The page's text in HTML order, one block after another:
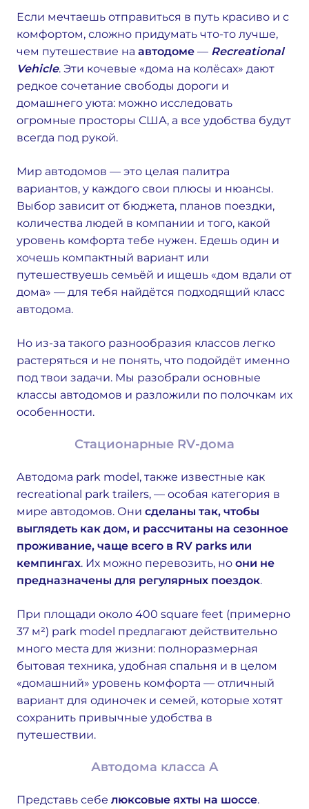
Если мечтаешь отправиться в путь красиво и с
комфортом, сложно придумать что-то лучше,
чем путешествие на автодоме — Recreational
Vehicle. Эти кочевые «дома на колёсах» дают
редкое сочетание свободы дороги и
домашнего уюта: можно исследовать
огромные просторы США, а все удобства будут
всегда под рукой.
Мир автодомов — это целая палитра
вариантов, у каждого свои плюсы и нюансы.
Выбор зависит от бюджета, планов поездки,
количества людей в компании и того, какой
уровень комфорта тебе нужен. Едешь один и
хочешь компактный вариант или
путешествуешь семьёй и ищешь «дом вдали от
дома» — для тебя найдётся подходящий класс
автодома.
Но из-за такого разнообразия классов легко
растеряться и не понять, что подойдёт именно
под твои задачи. Мы разобрали основные
классы автодомов и разложили по полочкам их
особенности.
Стационарные RV-дома
Автодома park model, также известные как
recreational park trailers, — особая категория в
мире автодомов. Они сделаны так, чтобы
выглядеть как дом, и рассчитаны на сезонное
проживание, чаще всего в RV parks или
кемпингах. Их можно перевозить, но они не
предназначены для регулярных поездок.
При площади около 400 square feet (примерно
37 м²) park model предлагают действительно
много места для жизни: полноразмерная
бытовая техника, удобная спальня и в целом
«домашний» уровень комфорта — отличный
вариант для одиночек и семей, которые хотят
сохранить привычные удобства в
путешествии.
Автодома класса A
Представь себе люксовые яхты на шоссе.